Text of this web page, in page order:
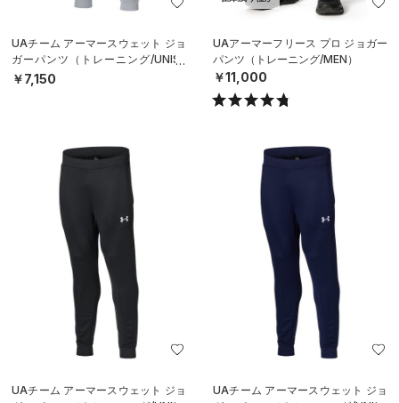
UAチーム アーマースウェット ジョ
ガーパンツ（トレーニング/UNISE
X）
￥7,150
UAアーマーフリース プロ ジョガー
パンツ（トレーニング/MEN）
￥11,000
UAチーム アーマースウェット ジョ
UAチーム アーマースウェット ジョ